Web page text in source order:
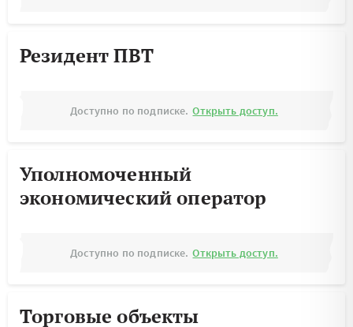
Резидент ПВТ
Доступно по подписке. Открыть доступ.
Уполномоченный
экономический оператор
Доступно по подписке. Открыть доступ.
Торговые объекты